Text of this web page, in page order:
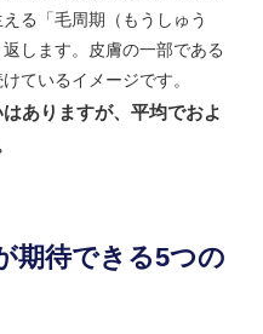
る「毛周期（もうしゅう
します。皮膚の一部である
ているイメージです。
ありますが、平均でおよ
期待できる5つの